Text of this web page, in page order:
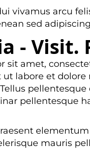
vivamus arcu
sed
- Visit.
sit amet,
labore et
pellentesque
mauris